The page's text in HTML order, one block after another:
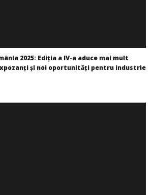
2025: Ediția a IV-a aduce mai mult
și noi oportunități pentru industrie